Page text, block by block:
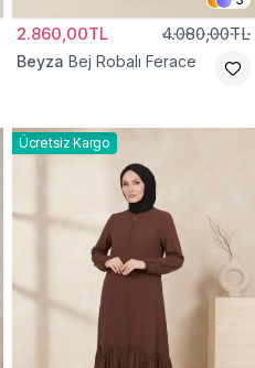
2.860,00TL 4.080,00TL
Beyza Bej Robalı Ferace
Ücretsiz Kargo